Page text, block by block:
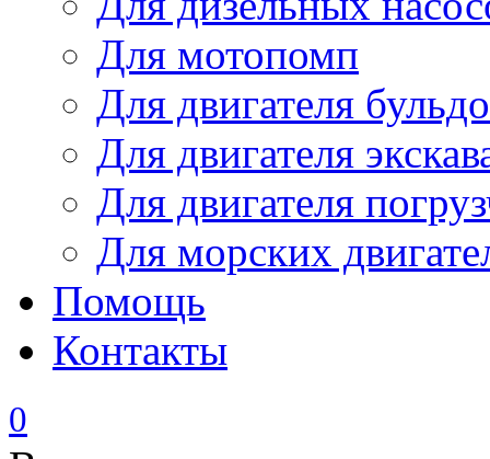
Для мотопомп
Для двигателя
Для двигателя
Для двигателя
Для морских
Помощь
Контакты
0